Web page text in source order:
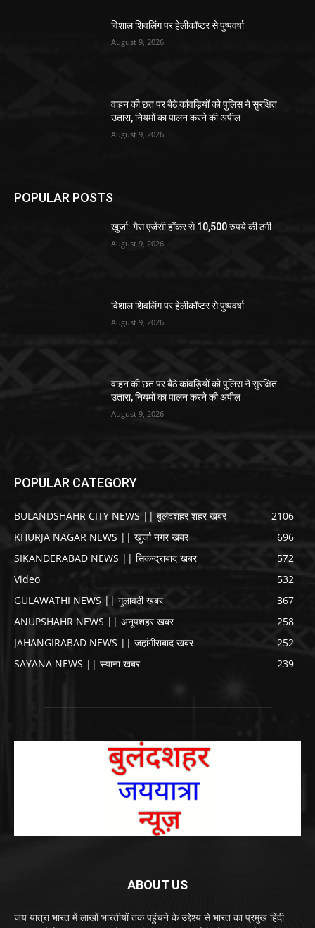
विशाल शिवलिंग पर हेलीकॉप्टर से पुष्पवर्षा
August 9, 2026
वाहन की छत पर बैठे कांवड़ियों को पुलिस ने सुरक्षित
उतारा, नियमों का पालन करने की अपील
August 9, 2026
POPULAR POSTS
खुर्जा: गैस एजेंसी हॉकर से 10,500 रुपये की ठगी
August 9, 2026
विशाल शिवलिंग पर हेलीकॉप्टर से पुष्पवर्षा
August 9, 2026
वाहन की छत पर बैठे कांवड़ियों को पुलिस ने सुरक्षित
उतारा, नियमों का पालन करने की अपील
August 9, 2026
POPULAR CATEGORY
BULANDSHAHR CITY NEWS || बुलंदशहर शहर खबर
2106
KHURJA NAGAR NEWS || खुर्जा नगर खबर
696
SIKANDERABAD NEWS || सिकन्द्राबाद खबर
572
Video
532
GULAWATHI NEWS || गुलावठी खबर
367
ANUPSHAHR NEWS || अनूपशहर खबर
258
JAHANGIRABAD NEWS || जहांगीराबाद खबर
252
SAYANA NEWS || स्याना खबर
239
ABOUT US
जय यात्रा भारत में लाखों भारतीयों तक पहुंचने के उद्देश्य से भारत का प्रमुख हिंदी